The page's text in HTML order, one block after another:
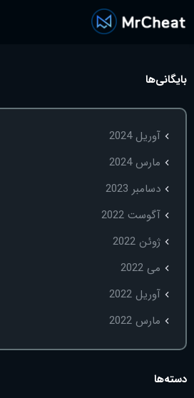
بایگانی‌ها
آوریل 2024
مارس 2024
دسامبر 2023
آگوست 2022
ژوئن 2022
می 2022
آوریل 2022
مارس 2022
دسته‌ها